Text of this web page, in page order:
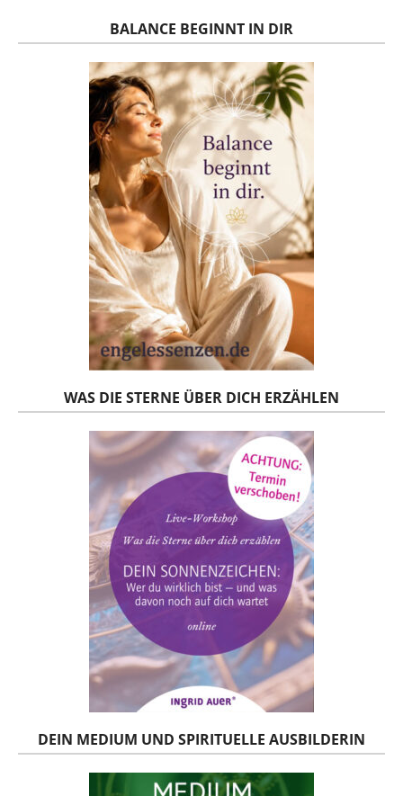
BALANCE BEGINNT IN DIR
WAS DIE STERNE ÜBER DICH ERZÄHLEN
DEIN MEDIUM UND SPIRITUELLE AUSBILDERIN